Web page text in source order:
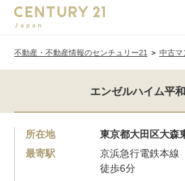
不動産・不動産情報のセンチュリー21 中古マ
エンゼルハイム平
所在地
東京都大田区大森
最寄駅
京浜急行電鉄本線
徒歩6分